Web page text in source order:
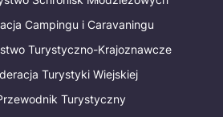
Campingu i Caravaningu
Turystyczno-Krajoznawcze
Turystyki Wiejskiej
Turystyczny